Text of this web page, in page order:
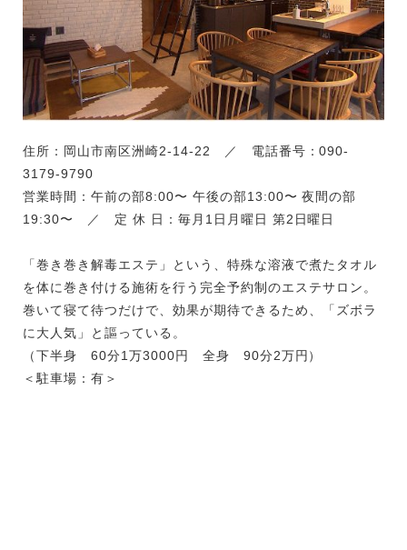
住所：岡山市南区洲崎2-14-22 ／ 電話番号：090-
3179-9790
営業時間：午前の部8:00〜 午後の部13:00〜 夜間の部
19:30〜 ／ 定 休 日：毎月1日月曜日 第2日曜日
「巻き巻き解毒エステ」という、特殊な溶液で煮たタオル
を体に巻き付ける施術を行う完全予約制のエステサロン。
巻いて寝て待つだけで、効果が期待できるため、「ズボラ
に大人気」と謳っている。
（下半身 60分1万3000円 全身 90分2万円）
＜駐車場：有＞